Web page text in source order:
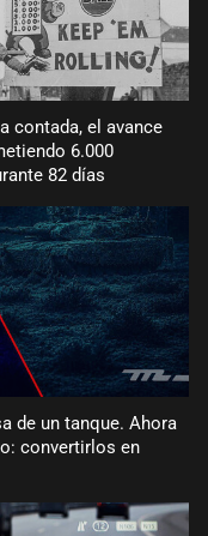
contada, el avance
6.000
82 días
de un tanque. Ahora
convertirlos en